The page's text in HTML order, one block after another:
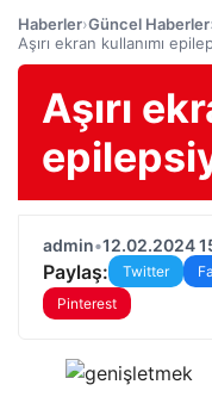
Haberler›Güncel Haberler
Aşırı ekran kullanımı
Aşırı
admin•12.02.2024
Paylaş: Twitter
Pinterest